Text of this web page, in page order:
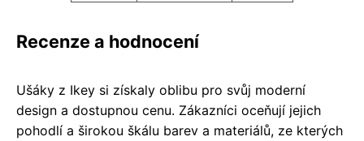
Recenze a hodnocení
Ušáky z Ikey si získaly oblibu pro svůj moderní
design a dostupnou cenu. Zákazníci oceňují jejich
pohodlí a širokou škálu barev a materiálů, ze kterých